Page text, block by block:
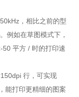
，相比之前的型
例如在草图模式下，
平方 / 时的打印速
行，可实现
能打印更精细的图案